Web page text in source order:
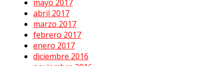
mayo 2017
abril 2017
marzo 2017
febrero 2017
enero 2017
diciembre 2016